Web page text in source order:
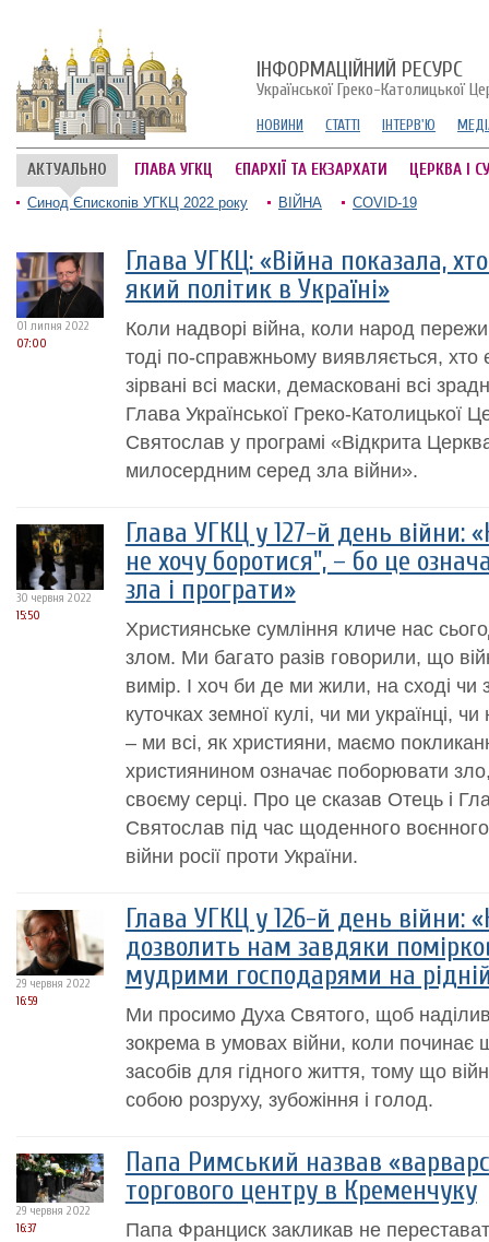
ІНФОРМАЦІЙНИЙ РЕСУРС
Української Греко-Католицької
НОВИНИ СТАТТІ ІНТЕРВ'Ю
АКТУАЛЬНО ГЛАВА УГКЦ ЄПАРХІЇ ТА ЕКЗАРХАТИ ЦЕРКВА І
Синод Єпископів УГКЦ 2022 року ВІЙНА COVID-19
01 липня 2022
07:00
Глава УГКЦ: «Війна показала,
який політик в Україні»
Коли надворі війна, коли народ
тоді по-справжньому виявляється, хто
зірвані всі маски, демасковані всі
Глава Української Греко-Католицької
Святослав у програмі «Відкрита
милосердним серед зла війни».
30 червня 2022
15:50
Глава УГКЦ у 127-й день війни:
не хочу боротися", – бо це
зла і програти»
Християнське сумління кличе нас
злом. Ми багато разів говорили, що
вимір. І хоч би де ми жили, на сході чи
куточках земної кулі, чи ми українці,
– ми всі, як християни, маємо
християнином означає поборювати
своєму серці. Про це сказав Отець і
Святослав під час щоденного
війни росії проти України.
29 червня 2022
16:59
Глава УГКЦ у 126-й день війни:
дозволить нам завдяки
мудрими господарями на
Ми просимо Духа Святого, щоб
зокрема в умовах війни, коли починає
засобів для гідного життя, тому що
собою розруху, зубожіння і голод.
29 червня 2022
16:37
Папа Римський назвав
торгового центру в Кременчуку
Папа Франциск закликав не